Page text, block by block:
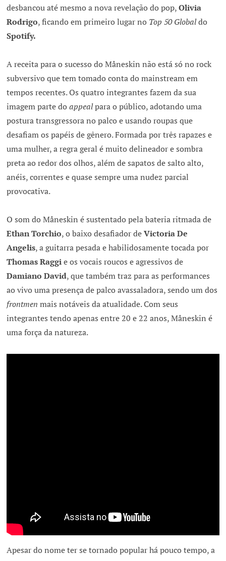
desbancou até mesmo a nova revelação do pop,Olivia
Rodrigo, ficando em primeiro lugar no Top 50 Globaldo
Spotify.
A receita para o sucesso do Måneskin não está só no rock
subversivo que tem tomado conta do mainstream em
tempos recentes. Os quatro integrantes fazem da sua
imagem parte doappealpara o público, adotando uma
postura transgressora no palco e usando roupas que
desafiam os papéis de gênero. Formada por três rapazes e
uma mulher, a regra geral é muito delineador e sombra
preta ao redor dos olhos, além de sapatos de salto alto,
anéis, correntes e quase sempre uma nudez parcial
provocativa.
O som do Måneskin é sustentado pela bateria ritmada de
Ethan Torchio, o baixo desafiador deVictoria De
Angelis, a guitarra pesada e habilidosamente tocada por
Thomas Raggie os vocais roucos e agressivos de
Damiano David, que também traz para as performances
ao vivo uma presença de palco avassaladora, sendo um dos
frontmen mais notáveis da atualidade. Com seus
integrantes tendo apenas entre 20 e 22 anos, Måneskin é
uma força da natureza.
Apesar do nome ter se tornado popular há pouco tempo, a